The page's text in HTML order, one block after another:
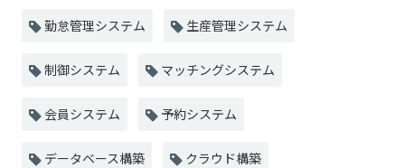
勤怠管理システム 生産管理システム
制御システム マッチングシステム
会員システム 予約システム
データベース構築 クラウド構築